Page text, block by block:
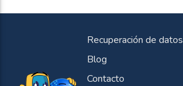
Recuperación de datos
Blog
Contacto